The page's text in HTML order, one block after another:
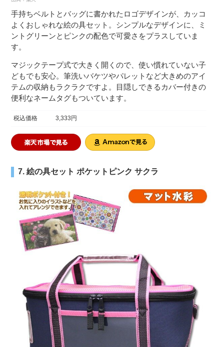
手持ちベルトとバッグに書かれたロゴデザインが、カッコ
よくおしゃれな絵の具セット。シンプルなデザインに、ミ
ントグリーンとピンクの配色で可愛さをプラスしていま
す。
マジックテープ式で大きく開くので、使い慣れていない子
どもでも安心。筆洗いバケツやパレットなど大きめのアイ
テムの収納もラクラクですよ。目隠しできるカバー付きの
便利なネームタグもついています。
税込価格 3,333円
7. 絵の具セット ポケットピンク サクラ